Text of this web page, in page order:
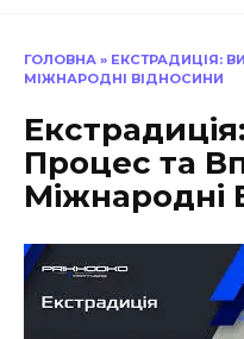
ГОЛОВНА » ЕКСТРАДИЦІЯ:
МІЖНАРОДНІ ВІДНОСИНИ
Процес та
Міжнародні